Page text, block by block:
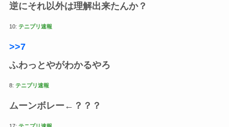
逆にそれ以外は理解出来たんか？
10: テニプリ速報
>>7
ふわっとやがわかるやろ
8: テニプリ速報
ムーンボレー←？？？